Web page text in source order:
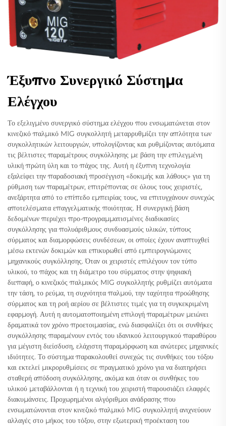
Έξυπνο Συνεργικό Σύστημα
Ελέγχου
Το εξελιγμένο συνεργικό σύστημα ελέγχου που ενσωματώνεται στον
κινεζικό παλμικό MIG συγκολλητή μεταρρυθμίζει την απλότητα των
συγκολλητικών λειτουργιών, υπολογίζοντας και ρυθμίζοντας αυτόματα
τις βέλτιστες παραμέτρους συγκόλλησης με βάση την επιλεγμένη
υλική πρώτη ύλη και το πάχος της. Αυτή η έξυπνη τεχνολογία
εξαλείφει την παραδοσιακή προσέγγιση «δοκιμής και λάθους» για τη
ρύθμιση των παραμέτρων, επιτρέποντας σε όλους τους χειριστές,
ανεξάρτητα από το επίπεδο εμπειρίας τους, να επιτυγχάνουν συνεχώς
αποτελέσματα επαγγελματικής ποιότητας. Η συνεργική βάση
δεδομένων περιέχει προ-προγραμματισμένες διαδικασίες
συγκόλλησης για πολυάριθμους συνδυασμούς υλικών, τύπους
σύρματος και διαμορφώσεις συνδέσεων, οι οποίες έχουν αναπτυχθεί
μέσω εκτενών δοκιμών και επικυρωθεί από εμπειρογνώμονες
μηχανικούς συγκόλλησης. Όταν οι χειριστές επιλέγουν τον τύπο
υλικού, το πάχος και τη διάμετρο του σύρματος στην ψηφιακή
διεπαφή, ο κινεζικός παλμικός MIG συγκολλητής ρυθμίζει αυτόματα
την τάση, το ρεύμα, τη συχνότητα παλμού, την ταχύτητα προώθησης
σύρματος και τη ροή αερίου σε βέλτιστες τιμές για τη συγκεκριμένη
εφαρμογή. Αυτή η αυτοματοποιημένη επιλογή παραμέτρων μειώνει
δραματικά τον χρόνο προετοιμασίας, ενώ διασφαλίζει ότι οι συνθήκες
συγκόλλησης παραμένουν εντός του ιδανικού λειτουργικού παραθύρου
για μέγιστη διείσδυση, ελάχιστη παραμόρφωση και ανώτερες μηχανικές
ιδιότητες. Το σύστημα παρακολουθεί συνεχώς τις συνθήκες του τόξου
και εκτελεί μικρορυθμίσεις σε πραγματικό χρόνο για να διατηρήσει
σταθερή απόδοση συγκόλλησης, ακόμα και όταν οι συνθήκες του
υλικού μεταβάλλονται ή η τεχνική του χειριστή παρουσιάζει ελαφρές
διακυμάνσεις. Προχωρημένοι αλγόριθμοι ανάδρασης που
ενσωματώνονται στον κινεζικό παλμικό MIG συγκολλητή ανιχνεύουν
αλλαγές στο μήκος του τόξου, στην εξωτερική προέκταση του